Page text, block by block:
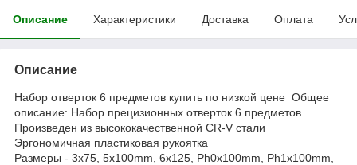
Описание Характеристики Доставка Оплата
Описание
Набор отверток 6 предметов купить по низкой цене Общее
описание: Набор прецизионных отверток 6 предметов
Произведен из высококачественной CR-V стали
Эргономичная пластиковая рукоятка
Размеры - 3x75, 5x100mm, 6х125, Ph0x100mm, Ph1x100mm,